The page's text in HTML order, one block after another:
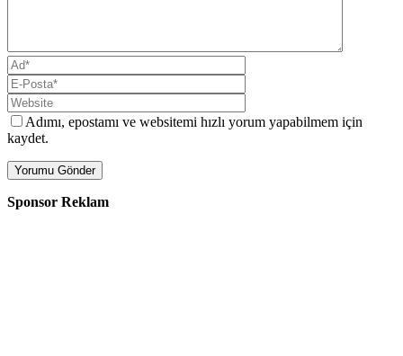
Adımı, epostamı ve websitemi hızlı yorum yapabilmem için
kaydet.
Sponsor Reklam